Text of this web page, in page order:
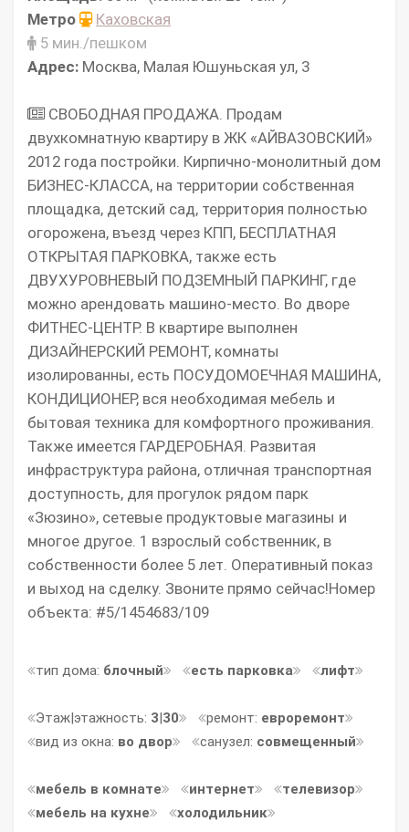
Метро
Каховская
5 мин./пешком
Адрес: Москва, Малая Юшуньская ул, 3
СВОБОДНАЯ ПРОДАЖА. Продам
двухкомнатную квартиру в ЖК «АЙВАЗОВСКИЙ»
2012 года постройки. Кирпично-монолитный дом
БИЗНЕС-КЛАССА, на территории собственная
площадка, детский сад, территория полностью
огорожена, въезд через КПП, БЕСПЛАТНАЯ
ОТКРЫТАЯ ПАРКОВКА, также есть
ДВУХУРОВНЕВЫЙ ПОДЗЕМНЫЙ ПАРКИНГ, где
можно арендовать машино-место. Во дворе
ФИТНЕС-ЦЕНТР. В квартире выполнен
ДИЗАЙНЕРСКИЙ РЕМОНТ, комнаты
изолированны, есть ПОСУДОМОЕЧНАЯ МАШИНА,
КОНДИЦИОНЕР, вся необходимая мебель и
бытовая техника для комфортного проживания.
Также имеется ГАРДЕРОБНАЯ. Развитая
инфраструктура района, отличная транспортная
доступность, для прогулок рядом парк
«Зюзино», сетевые продуктовые магазины и
многое другое. 1 взрослый собственник, в
собственности более 5 лет. Оперативный показ
и выход на сделку. Звоните прямо сейчaс!Номер
объекта: #5/1454683/109
тип дома: блочный есть парковка лифт
Этаж|этажность: 3|30 ремонт: евроремонт
вид из окна: во двор санузел: совмещенный
мебель в комнате интернет
телевизор
мебель на кухне
холодильник